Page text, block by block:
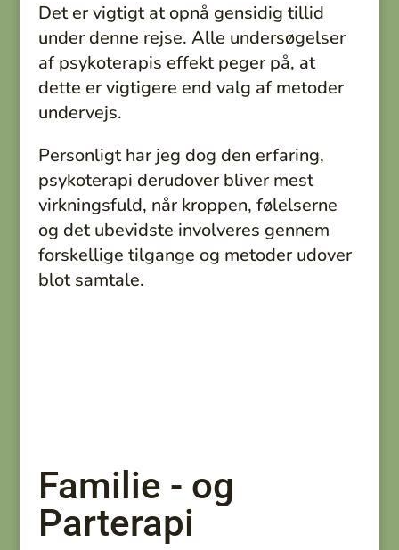
Det er vigtigt at opnå gensidig tillid
under denne rejse. Alle undersøgelser
af psykoterapis effekt peger på, at
dette er vigtigere end valg af metoder
undervejs.
Personligt har jeg dog den erfaring,
psykoterapi derudover bliver mest
virkningsfuld, når kroppen, følelserne
og det ubevidste involveres gennem
forskellige tilgange og metoder udover
blot samtale.
Familie - og
Parterapi